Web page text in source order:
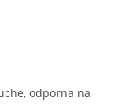
odporna na